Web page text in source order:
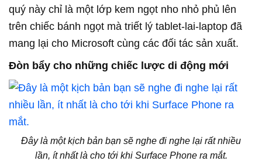
quý này chỉ là một lớp kem ngọt nho nhỏ phủ lên
trên chiếc bánh ngọt mà triết lý tablet-lai-laptop đã
mang lại cho Microsoft cùng các đối tác sản xuất.
Đòn bẩy cho những chiếc lược di động mới
Đây là một kịch bản bạn sẽ nghe đi nghe lại rất nhiều
lần, ít nhất là cho tới khi Surface Phone ra mắt.